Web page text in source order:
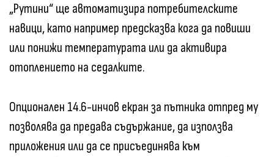
„Рутини“ ще автоматизира потребителските
навици, като например предсказва кога да повиши
или понижи температурата или да активира
отоплението на седалките.
Опционален 14.6-инчов екран за пътника отпред му
позволява да предава съдържание, да използва
приложения или да се присъединява към